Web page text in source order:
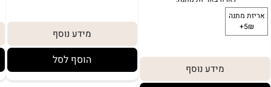
מידע נוסף
הוסף לסל
מידע נוסף